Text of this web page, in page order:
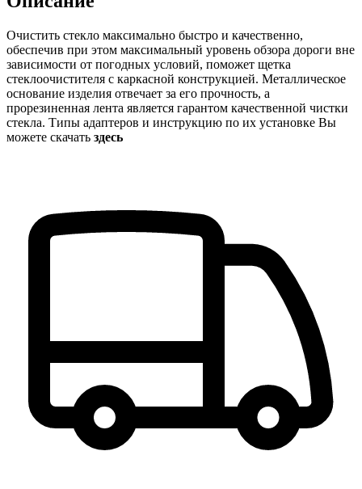
Очистить стекло максимально быстро и качественно,
обеспечив при этом максимальный уровень обзора дороги вне
зависимости от погодных условий, поможет щетка
стеклоочистителя с каркасной конструкцией. Металлическое
основание изделия отвечает за его прочность, а
прорезиненная лента является гарантом качественной чистки
стекла. Типы адаптеров и инструкцию по их установке Вы
можете скачать здесь